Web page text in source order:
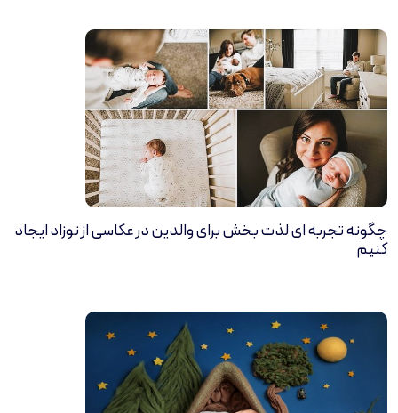
چگونه تجربه ای لذت بخش برای والدین در عکاسی از نوزاد ایجاد
کنیم